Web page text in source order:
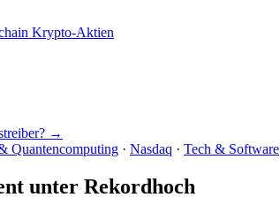
Krypto-Aktien
→
Quantencomputing · Nasdaq · Tech & Software
unter Rekordhoch